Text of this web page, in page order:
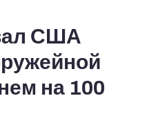
США
на 100